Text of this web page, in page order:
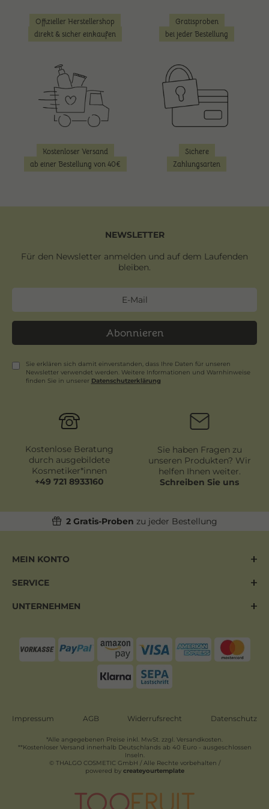
Offizieller Herstellershop
direkt & sicher einkaufen
Gratisproben
bei jeder Bestellung
Kostenloser Versand
ab einer Bestellung von 40€
Sichere
Zahlungsarten
NEWSLETTER
Für den Newsletter anmelden und auf dem Laufenden
bleiben.
Abonnieren
Sie erklären sich damit einverstanden, dass Ihre Daten für unseren
Newsletter verwendet werden. Weitere Informationen und Warnhinweise
finden Sie in unserer Daten­schutz­erklärung
Kostenlose Beratung
durch ausgebildete
Kosmetiker*innen
+49 721 8933160
Sie haben Fragen zu
unseren Produkten? Wir
helfen Ihnen weiter.
Schreiben Sie uns
2 Gratis-Proben zu jeder Bestellung
MEIN KONTO
SERVICE
UNTERNEHMEN
Impressum AGB Widerrufsrecht Datenschutz
*Alle angegebenen Preise inkl. MwSt. zzgl. Versandkosten.
**Kostenloser Versand innerhalb Deutschlands ab 40 Euro - ausgeschlossen
Inseln.
© THALGO COSMETIC GmbH / Alle Rechte vorbehalten /
powered by createyourtemplate